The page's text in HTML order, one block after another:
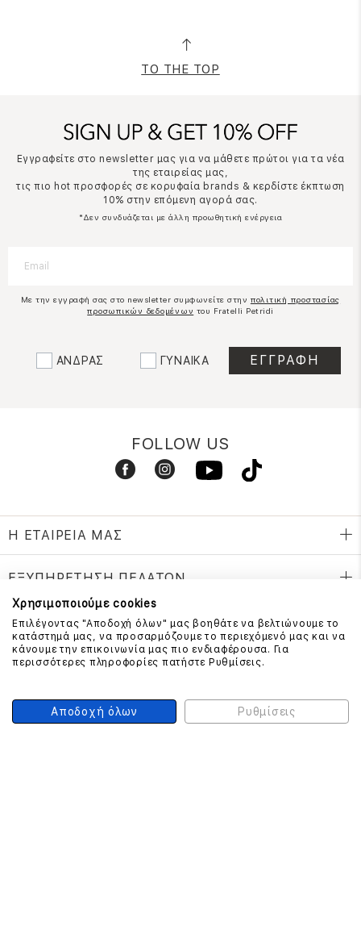
TO THE TOP
Εγγραφείτε στο newsletter μας για να μάθετε πρώτοι για τα νέα
της εταιρείας μας,
τις πιο hot προσφορές σε κορυφαία brands & κερδίστε έκπτωση
10% στην επόμενη αγορά σας.
*Δεν συνδυάζεται με άλλη προωθητική ενέργεια
Με την εγγραφή σας στο newsletter συμφωνείτε στην πολιτική προστασίας
προσωπικών δεδομένων του Fratelli Petridi
ΑΝΔΡΑΣ ΓΥΝΑΙΚΑ
FOLLOW US
Η ΕΤΑΙΡΕΙΑ ΜΑΣ
ΕΞΥΠΗΡΕΤΗΣΗ ΠΕΛΑΤΩΝ
ΕΠΙΚΟΙΝΩΝΗΣΤΕ ΜΑΖΙ ΜΑΣ
210 999 4510
Χρησιμοποιούμε cookies
Επιλέγοντας "Αποδοχή όλων" μας βοηθάτε να βελτιώνουμε το
κατάστημά μας, να προσαρμόζουμε το περιεχόμενό μας και να
κάνουμε την επικοινωνία μας πιο ενδιαφέρουσα. Για
περισσότερες πληροφορίες πατήστε Ρυθμίσεις.
Αποδοχή όλων Ρυθμίσεις